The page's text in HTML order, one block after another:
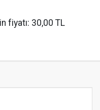
fiyatı: 30,00 TL